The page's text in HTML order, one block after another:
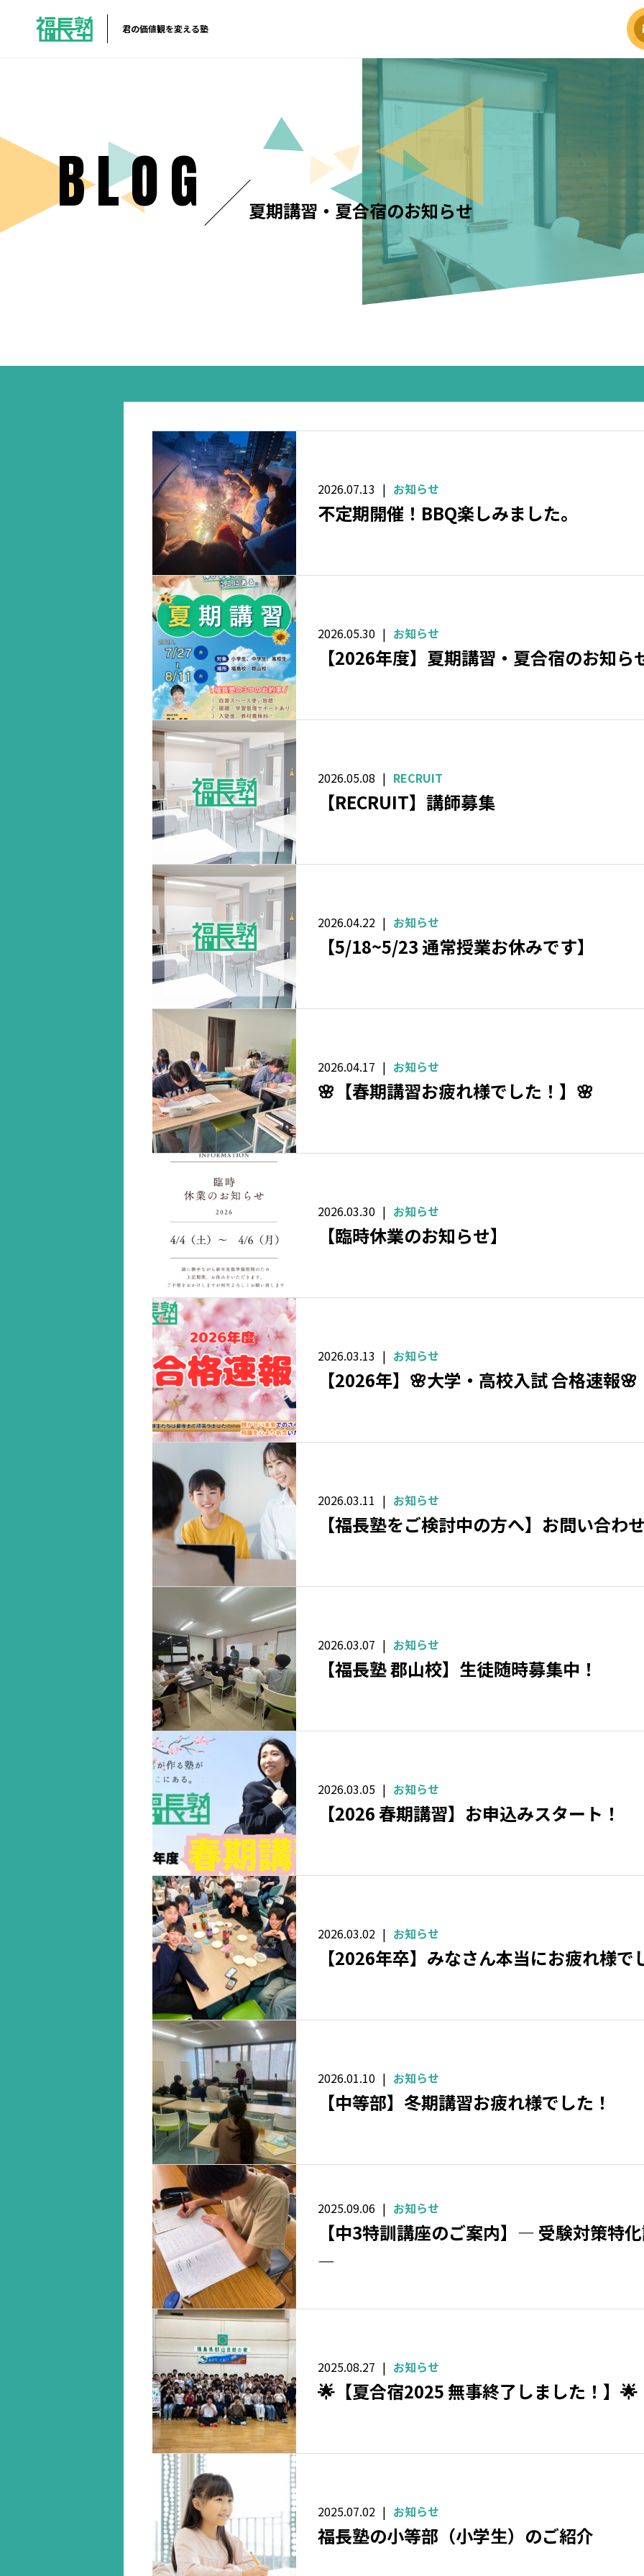
君の価値観を変える塾
BLOG 夏期講習・夏合宿のお知らせ
2026.07.13 お知らせ
不定期開催！BBQ楽しみました。
2026.05.30 お知らせ
【2026年度】夏期講習・夏合宿のお知ら
2026.05.08 RECRUIT
【RECRUIT】講師募集
2026.04.22 お知らせ
【5/18~5/23 通常授業お休みです】
2026.04.17 お知らせ
🌸【春期講習お疲れ様でした！】🌸
2026.03.30 お知らせ
【臨時休業のお知らせ】
2026.03.13 お知らせ
【2026年】🌸大学・高校入試 合格速報🌸
2026.03.11 お知らせ
【福長塾をご検討中の方へ】お問い合わ
2026.03.07 お知らせ
【福長塾 郡山校】生徒随時募集中！
2026.03.05 お知らせ
【2026 春期講習】お申込みスタート！
2026.03.02 お知らせ
【2026年卒】みなさん本当にお疲れ様で
2026.01.10 お知らせ
【中等部】冬期講習お疲れ様でした！
2025.09.06 お知らせ
【中3特訓講座のご案内】― 受験対策特
―
2025.08.27 お知らせ
🌟【夏合宿2025 無事終了しました！】🌟
2025.07.02 お知らせ
福長塾の小等部（小学生）のご紹介